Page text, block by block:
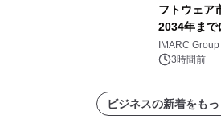
フトウェア
2034年まで
し、CAGR
IMARC Group
3時間前
ビジネスの新着をも